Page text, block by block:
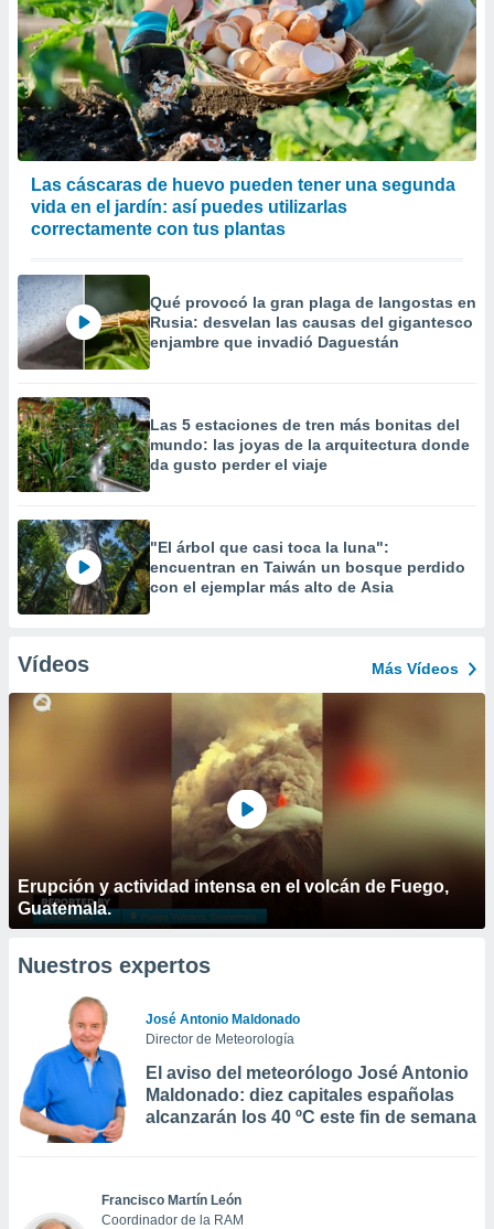
Las cáscaras de huevo pueden tener una segunda
vida en el jardín: así puedes utilizarlas
correctamente con tus plantas
Qué provocó la gran plaga de langostas en
Rusia: desvelan las causas del gigantesco
enjambre que invadió Daguestán
Las 5 estaciones de tren más bonitas del
mundo: las joyas de la arquitectura donde
da gusto perder el viaje
"El árbol que casi toca la luna":
encuentran en Taiwán un bosque perdido
con el ejemplar más alto de Asia
Vídeos Más Vídeos
Erupción y actividad intensa en el volcán de Fuego,
Guatemala.
Nuestros expertos
José Antonio Maldonado
Director de Meteorología
El aviso del meteorólogo José Antonio
Maldonado: diez capitales españolas
alcanzarán los 40 ºC este fin de semana
Francisco Martín León
Coordinador de la RAM